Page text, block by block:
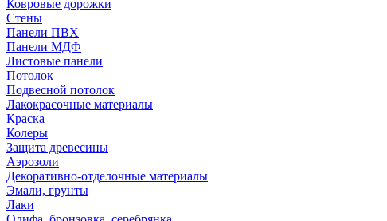
Ковровые дорожки
Стены
Панели ПВХ
Панели МДФ
Листовые панели
Потолок
Подвесной потолок
Лакокрасочные материалы
Краска
Колеры
Защита древесины
Аэрозоли
Декоративно-отделочные материалы
Эмали, грунты
Лаки